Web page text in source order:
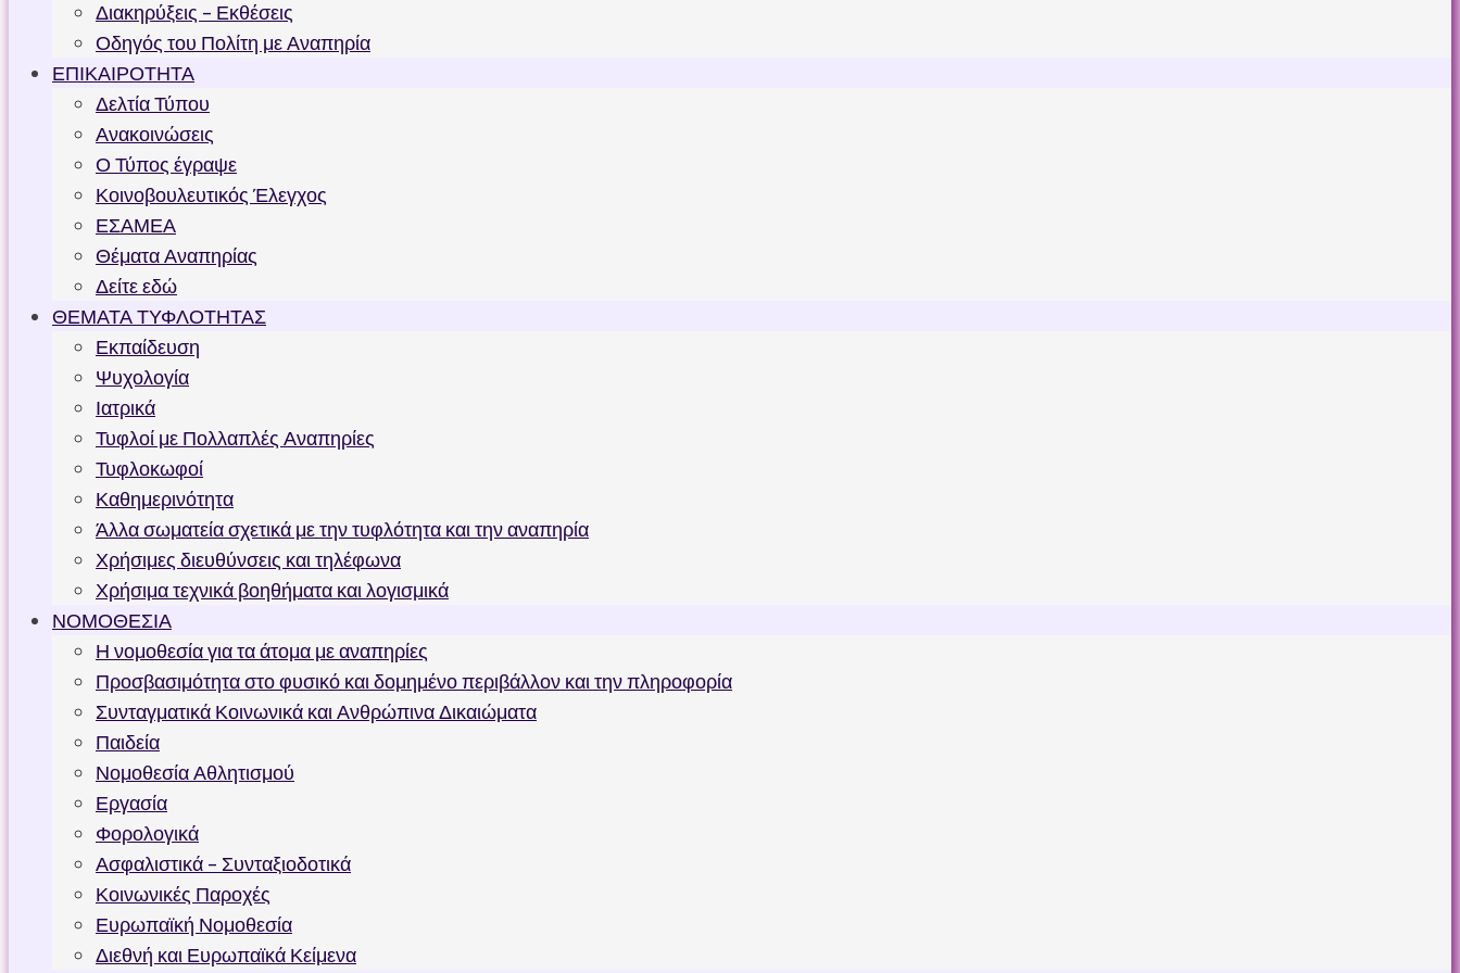
Διακηρύξεις – Εκθέσεις
Οδηγός του Πολίτη με Αναπηρία
ΕΠΙΚΑΙΡΟΤΗΤΑ
Δελτία Τύπου
Ανακοινώσεις
Ο Τύπος έγραψε
Κοινοβουλευτικός Έλεγχος
ΕΣΑΜΕΑ
Θέματα Αναπηρίας
Δείτε εδώ
ΘΕΜΑΤΑ ΤΥΦΛΟΤΗΤΑΣ
Εκπαίδευση
Ψυχολογία
Ιατρικά
Τυφλοί με Πολλαπλές Αναπηρίες
Τυφλοκωφοί
Καθημερινότητα
Άλλα σωματεία σχετικά με την τυφλότητα και την αναπηρία
Χρήσιμες διευθύνσεις και τηλέφωνα
Χρήσιμα τεχνικά βοηθήματα και λογισμικά
ΝΟΜΟΘΕΣΙΑ
Η νομοθεσία για τα άτομα με αναπηρίες
Προσβασιμότητα στο φυσικό και δομημένο περιβάλλον και την πληροφορία
Συνταγματικά Κοινωνικά και Ανθρώπινα Δικαιώματα
Παιδεία
Νομοθεσία Αθλητισμού
Εργασία
Φορολογικά
Ασφαλιστικά – Συνταξιοδοτικά
Κοινωνικές Παροχές
Ευρωπαϊκή Νομοθεσία
Διεθνή και Ευρωπαϊκά Κείμενα